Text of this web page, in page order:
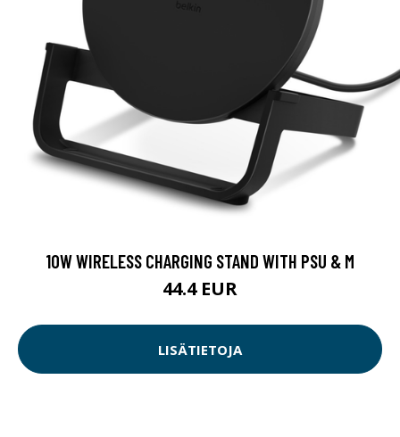
10W WIRELESS CHARGING STAND WITH PSU & M
44.4 EUR
LISÄTIETOJA